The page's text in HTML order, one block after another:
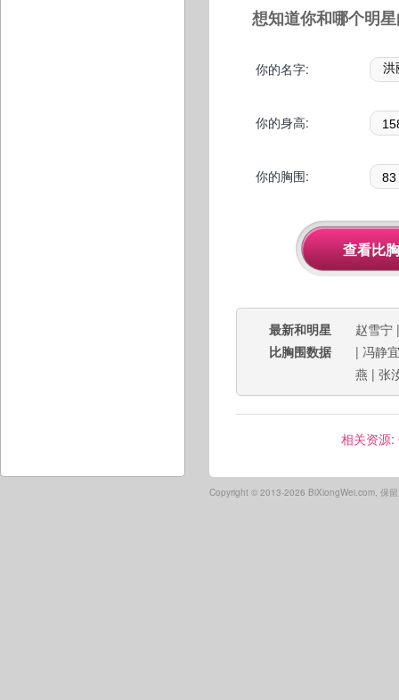
想知道你和哪个明
你的名字:
你的身高:
你的胸围:
最新和明星
比胸围数据
赵雪宁
| 冯静宜
燕 | 张
相关资源:
Copyright © 2013-2026 BiXiongWei.com, 保